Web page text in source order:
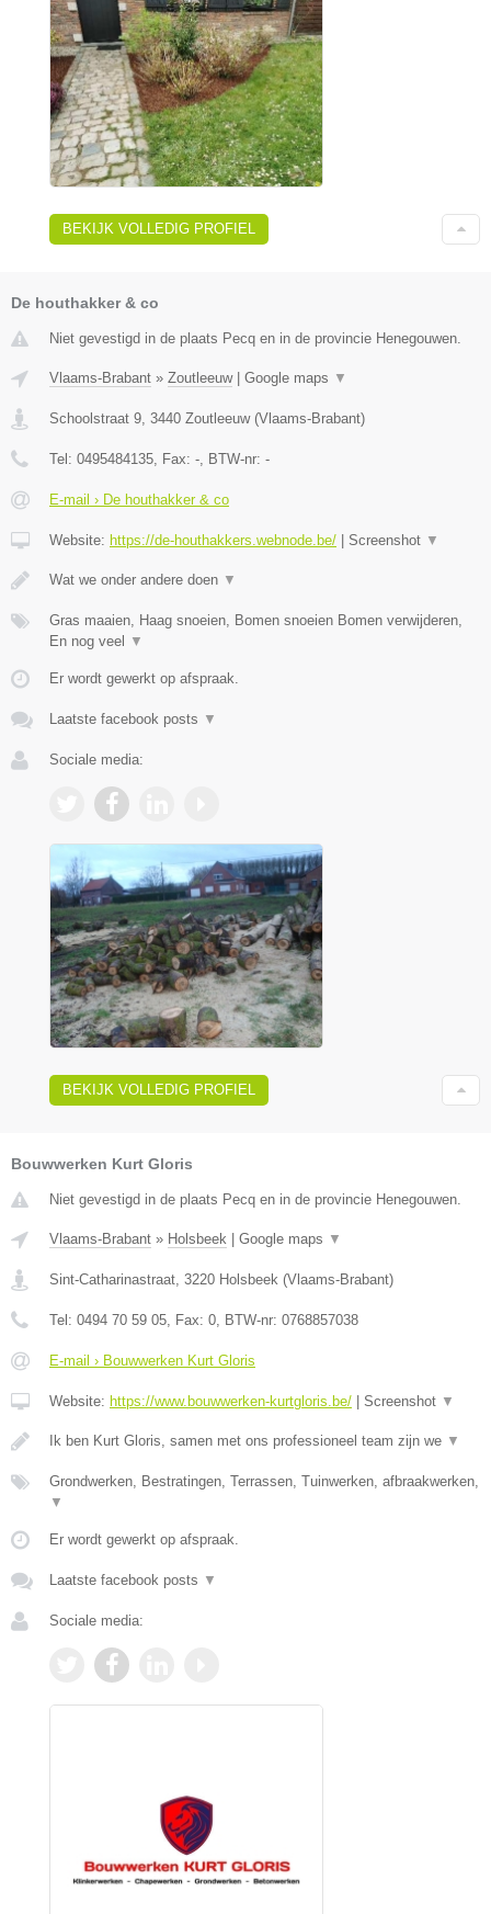
BEKIJK VOLLEDIG PROFIEL
De houthakker & co
Niet gevestigd in de plaats Pecq en in de provincie Henegouwen.
Vlaams-Brabant » Zoutleeuw| Google maps ▼
Schoolstraat 9 3440 Zoutleeuw(Vlaams-Brabant)
Tel: 0495484135 , Fax: - , BTW-nr: -
E-mail › De houthakker & co
Website: https://de-houthakkers.webnode.be/ | Screenshot ▼
Wat we onder andere doen ▼
Gras maaien, Haag snoeien, Bomen snoeien Bomen verwijderen,
En nog veel ▼
Er wordt gewerkt op afspraak.
Laatste facebook posts ▼
Sociale media:
BEKIJK VOLLEDIG PROFIEL
Bouwwerken Kurt Gloris
Niet gevestigd in de plaats Pecq en in de provincie Henegouwen.
Vlaams-Brabant » Holsbeek Google maps ▼
Sint-Catharinastraat, 3220 Holsbeek (Vlaams-Brabant)
Tel: 0494 70 59 05, Fax: 0, BTW-nr: 0768857038
E-mail › Bouwwerken Kurt Gloris
Website: https://www.bouwwerken-kurtgloris.be/ Screenshot ▼
Ik ben Kurt Gloris, samen met ons professioneel team zijn we ▼
Grondwerken, Bestratingen, Terrassen, Tuinwerken, afbraakwerken,
▼
Er wordt gewerkt op afspraak.
Laatste facebook posts ▼
Sociale media: